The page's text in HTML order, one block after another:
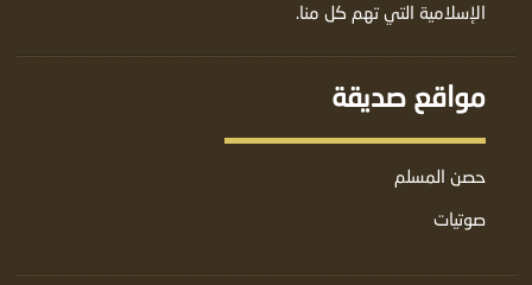
الإسلامية التي تهم كل منا.
مواقع صديقة
حصن المسلم
صوتيات